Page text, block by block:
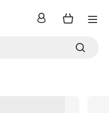
inloggen